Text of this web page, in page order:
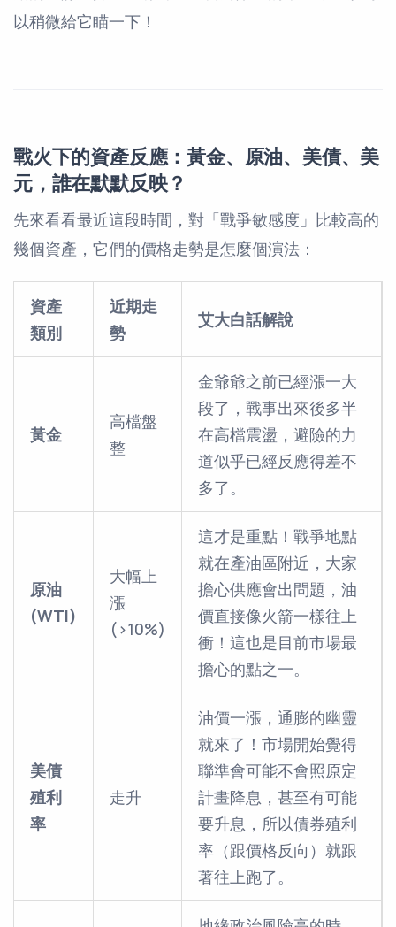
以稍微給它瞄一下！
戰火下的資產反應：黃金、原油、美債、美
元，誰在默默反映？
先來看看最近這段時間，對「戰爭敏感度」比較高的
幾個資產，它們的價格走勢是怎麼個演法：
資產
類別
近期走
勢
艾大白話解說
黃金
高檔盤
整
金爺爺之前已經漲一大
段了，戰事出來後多半
在高檔震盪，避險的力
道似乎已經反應得差不
多了。
原油
(WTI)
大幅上
漲
(>10%)
這才是重點！戰爭地點
就在產油區附近，大家
擔心供應會出問題，油
價直接像火箭一樣往上
衝！這也是目前市場最
擔心的點之一。
美債
殖利
率
走升
油價一漲，通膨的幽靈
就來了！市場開始覺得
聯準會可能不會照原定
計畫降息，甚至有可能
要升息，所以債券殖利
率（跟價格反向）就跟
著往上跑了。